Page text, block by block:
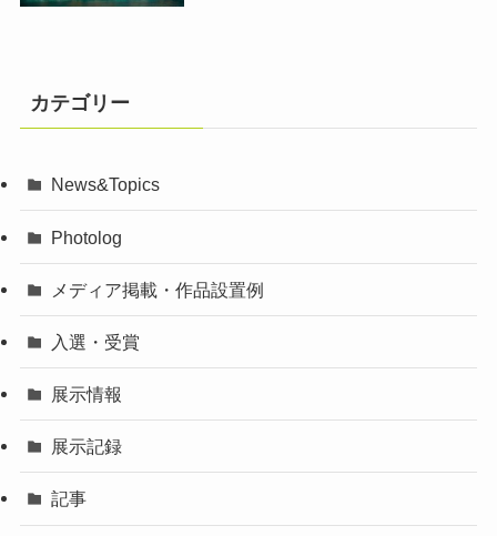
カテゴリー
News&Topics
Photolog
メディア掲載・作品設置例
入選・受賞
展示情報
展示記録
記事